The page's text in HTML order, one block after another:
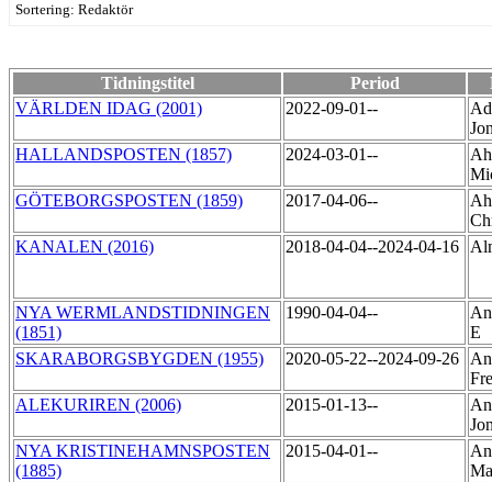
Sortering: Redaktör
Tidningstitel Period
VÄRLDEN IDAG (2001)
2022-09-01--
HALLANDSPOSTEN (1857)
2024-03-01--
GÖTEBORGSPOSTEN (1859)
2017-04-06--
KANALEN (2016)
2018-04-04--2024-04-16
NYA WERMLANDSTIDNINGEN
(1851)
1990-04-04--
E
SKARABORGSBYGDEN (1955)
2020-05-22--2024-09-26
ALEKURIREN (2006)
2015-01-13--
NYA KRISTINEHAMNSPOSTEN
(1885)
2015-04-01--